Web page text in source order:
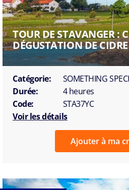
TOUR DE STAVANGER :
DÉGUSTATION DE CIDRE
Catégorie:
SOMETHING
Durée:
4 heures
Code:
STA37YC
Voir les détails
Ajouter à ma